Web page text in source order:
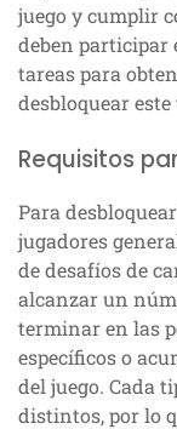
juego y cumplir
deben participar
tareas para
desbloquear
Requisitos
Para
jugadores
de desafíos de
alcanzar un
terminar en las
específicos o
del juego. Cada
distintos, por lo